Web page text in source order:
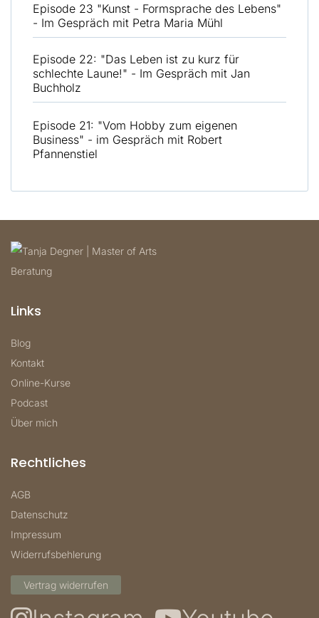
Episode 23 "Kunst - Formsprache des Lebens"
- Im Gespräch mit Petra Maria Mühl
Episode 22: "Das Leben ist zu kurz für
schlechte Laune!" - Im Gespräch mit Jan
Buchholz
Episode 21: "Vom Hobby zum eigenen
Business" - im Gespräch mit Robert
Pfannenstiel
Links
Blog
Kontakt
Online-Kurse
Podcast
Über mich
Rechtliches
AGB
Datenschutz
Impressum
Widerrufsbehlerung
Vertrag widerrufen